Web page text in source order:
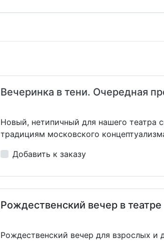
Вечеринка в тени. Очередная
Новый, нетипичный для нашего театра
традициям московского
Добавить к заказу
Рождественский вечер в театре
Рождественский вечер для взрослых и